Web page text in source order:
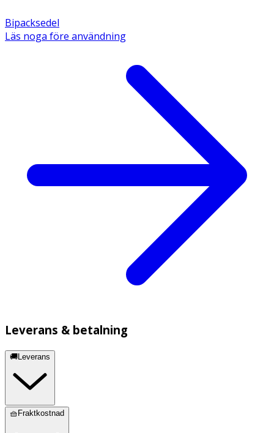
Bipacksedel
Läs noga före användning
Leverans & betalning
🚚Leverans
🧺Fraktkostnad